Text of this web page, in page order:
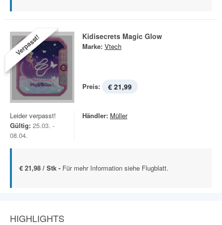
Verpasst! Kidisecrets Magic Glow
Marke: Vtech
Preis: € 21,99
Leider verpasst!
Gültig: 25.03. -
08.04.
Händler: Müller
€ 21,98 / Stk - Für mehr Information siehe Flugblatt.
HIGHLIGHTS